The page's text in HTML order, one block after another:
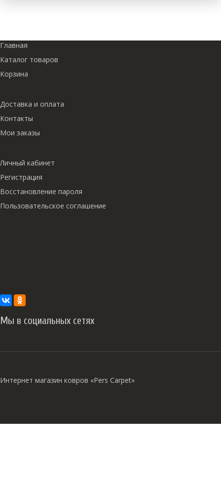
Главная
Каталог товаров
Корзина
Доставка и оплата
Контакты
Мои заказы
Личный кабинет
Регистрация
Восстановление пароля
Пользовательское соглашение
Мы в социальных сетях
Интернет магазин ковров «Pers Carpet»